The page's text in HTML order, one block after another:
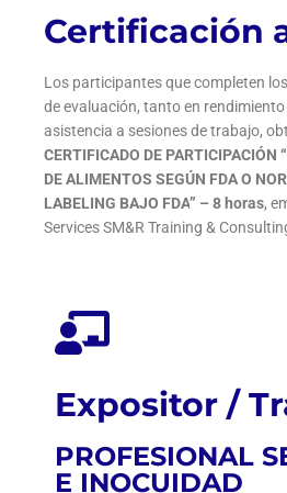
Certificación
Los participantes que completen
de evaluación, tanto en
asistencia a sesiones de trabajo,
CERTIFICADO DE PARTICIPACIÓN “
DE ALIMENTOS SEGÚN FDA O
LABELING BAJO FDA” – 8 horas,
Services SM&R Training &
Expositor /
PROFESIONAL
E INOCUIDAD